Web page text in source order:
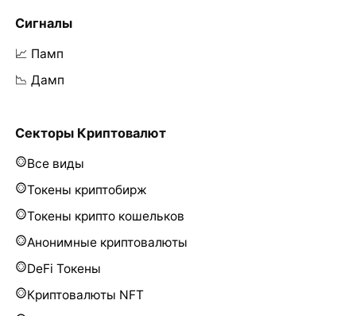
Сигналы
📈 Памп
📉 Дамп
Секторы Криптовалют
Все виды
Токены криптобирж
Токены крипто кошельков
Анонимные криптовалюты
DeFi Токены
Криптовалюты NFT